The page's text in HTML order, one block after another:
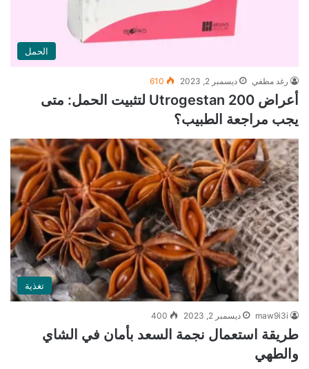
الحمل
رغد مطفي ديسمبر 2, 2023 610
أعراض Utrogestan 200 لتثبيت الحمل: متى
يجب مراجعة الطبيب؟
تغذية
maw9i3i ديسمبر 2, 2023 400
طريقة استعمال نجمة السعد بأمان في الشاي
والطهي